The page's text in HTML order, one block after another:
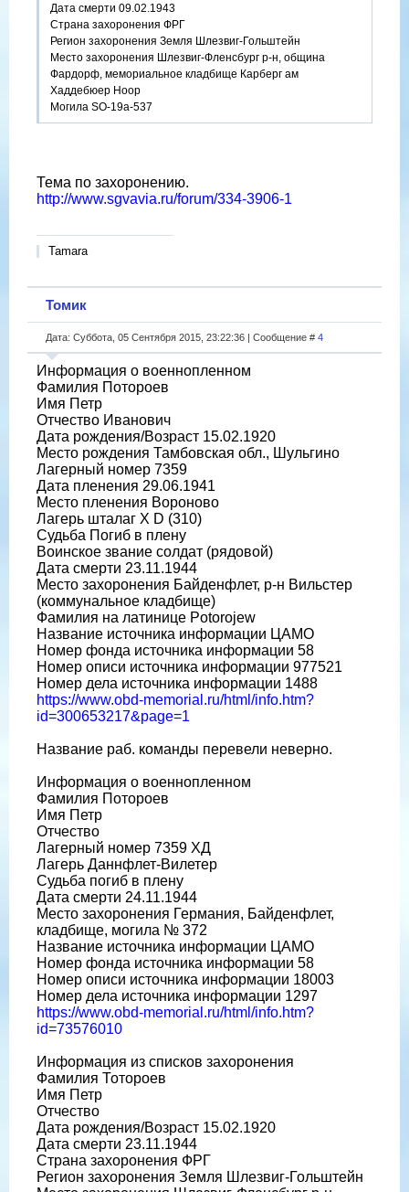
Дата смерти 09.02.1943
Страна захоронения ФРГ
Регион захоронения Земля Шлезвиг-Гольштейн
Место захоронения Шлезвиг-Фленсбург р-н, община
Фардорф, мемориальное кладбище Карберг ам
Хаддебюер Ноор
Могила SO-19a-537
Тема по захоронению.
http://www.sgvavia.ru/forum/334-3906-1
Tamara
Томик
Дата: Суббота, 05 Сентября 2015, 23:22:36 | Сообщение # 4
Информация о военнопленном
Фамилия Потороев
Имя Петр
Отчество Иванович
Дата рождения/Возраст 15.02.1920
Место рождения Тамбовская обл., Шульгино
Лагерный номер 7359
Дата пленения 29.06.1941
Место пленения Вороново
Лагерь шталаг X D (310)
Судьба Погиб в плену
Воинское звание солдат (рядовой)
Дата смерти 23.11.1944
Место захоронения Байденфлет, р-н Вильстер
(коммунальное кладбище)
Фамилия на латинице Potorojew
Название источника информации ЦАМО
Номер фонда источника информации 58
Номер описи источника информации 977521
Номер дела источника информации 1488
https://www.obd-memorial.ru/html/info.htm?
id=300653217&page=1
Название раб. команды перевели неверно.
Информация о военнопленном
Фамилия Потороев
Имя Петр
Отчество
Лагерный номер 7359 ХД
Лагерь Даннфлет-Вилетер
Судьба погиб в плену
Дата смерти 24.11.1944
Место захоронения Германия, Байденфлет,
кладбище, могила № 372
Название источника информации ЦАМО
Номер фонда источника информации 58
Номер описи источника информации 18003
Номер дела источника информации 1297
https://www.obd-memorial.ru/html/info.htm?
id=73576010
Информация из списков захоронения
Фамилия Тотороев
Имя Петр
Отчество
Дата рождения/Возраст 15.02.1920
Дата смерти 23.11.1944
Страна захоронения ФРГ
Регион захоронения Земля Шлезвиг-Гольштейн